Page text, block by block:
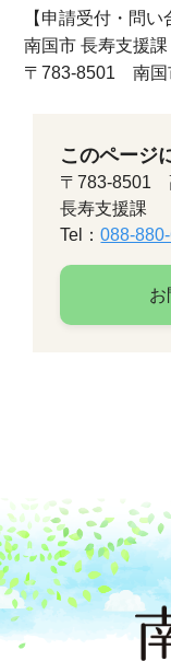
【申請受付・問い
南国市 長寿支援
〒783-8501 南国
このページ
〒783-8501
長寿支援課
Tel：088-
お